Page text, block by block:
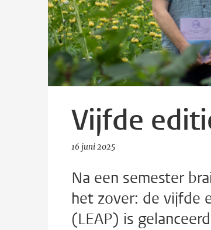
Vijfde
16 juni 2025
Na een semester
het zover: de vijfde
(LEAP) is